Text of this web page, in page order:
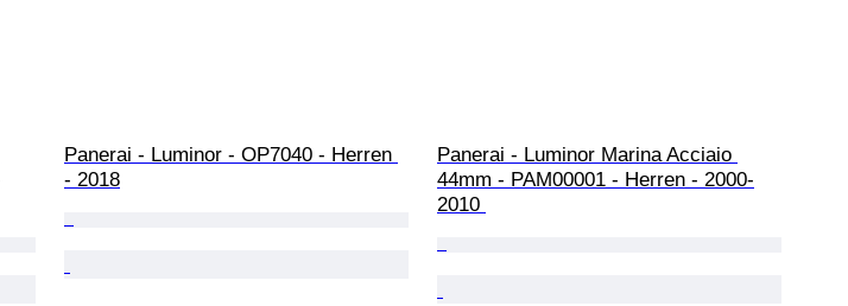
Panerai - Luminor - OP7040 - Herren
- 2018
Panerai - Luminor Marina Acciaio
44mm - PAM00001 - Herren - 2000-
2010